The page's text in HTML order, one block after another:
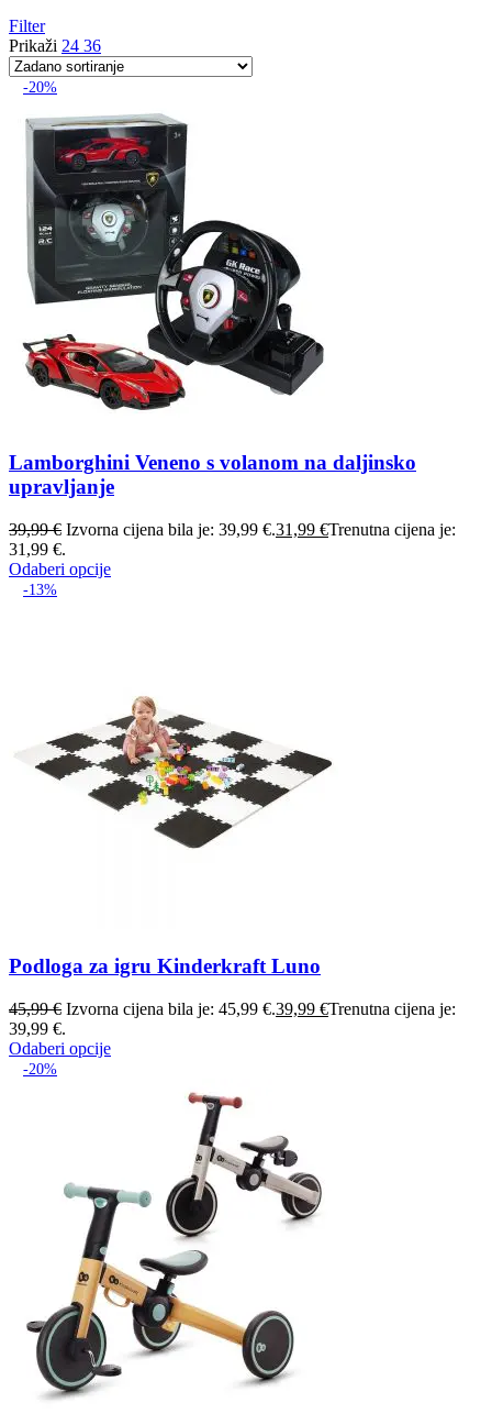
Filter
Prikaži 24 36
-20%
Lamborghini Veneno s volanom na daljinsko
upravljanje
39,99€ Izvorna cijena bila je: 39,99 €.31,99 €Trenutna cijena je:
31,99 €.
Odaberi opcije
-13%
Podloga za igru Kinderkraft Luno
45,99€ Izvorna cijena bila je: 45,99 €.39,99 €Trenutna cijena je:
39,99 €.
Odaberi opcije
-20%